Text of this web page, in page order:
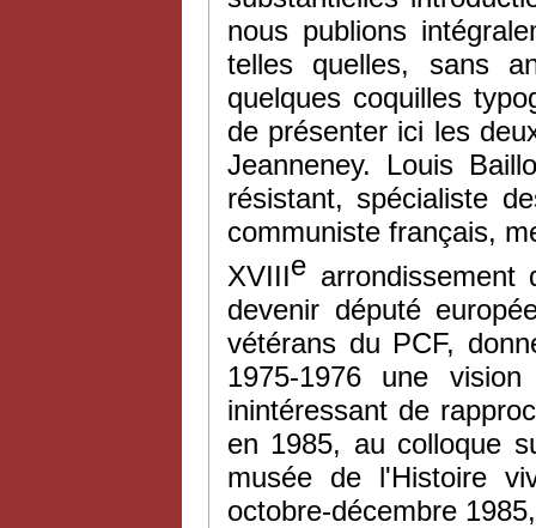
nous publions
telles quelles, sans
quelques coquilles
de présenter ici les
Jeanneney. Louis
résistant, spécialiste
communiste français,
XVIIIe
devenir député
vétérans du PCF,
1975-1976 une
inintéressant de
en 1985, au colloque
musée de l'Histoire
octobre-décembre